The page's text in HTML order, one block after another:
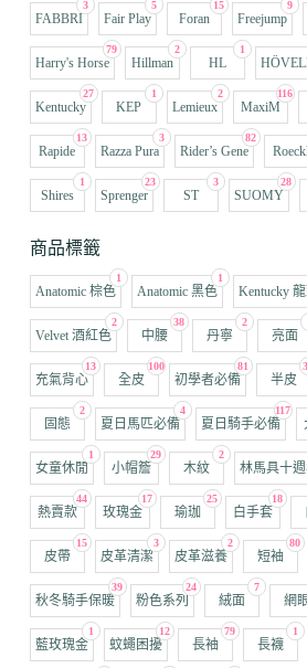
3
FABBRI
5
Fair Play
15
Foran
9
Freejump
79
Harry's Horse
2
Hillman
1
HL
27
Kentucky
1
KEP
2
Lemieux
116
MaxiM
13
Rapide
3
Razza Pura
82
Rider’s Gene
1
Shires
23
Sprenger
3
ST
28
SUOMY
商品標籤
1
Anatomic 棕色
1
Anatomic 黑色 Kentucky
2
Velvet 酒紅色
38
中腰
2
丹寧 亮面
13
充氣背心
100
全皮
81
初學者必備 半皮
2
固態
4
夏日馬匹必備
117
夏日騎手必備
1
女童休閒
29
小帽簷
2
木紋 林馬具十
44
熱賣款
17
玫瑰金
25
瑜珈
18
白手套
15
皮帶
3
皮革清潔
2
皮革滋養
80
短袖
39
秋冬騎手保暖
24
粉色系列
7
絨面 網
1
藍玫瑰金
12
蚊蠅困擾
79
長袖
1
長襪